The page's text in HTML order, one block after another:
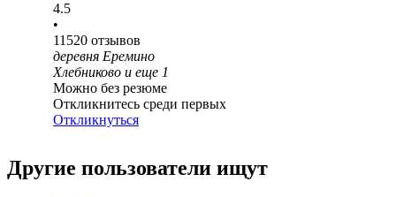
4.5
•
11520 отзывов
деревня Еремино
Хлебниково и еще 1
Можно без резюме
Откликнитесь среди первых
Откликнуться
Другие пользователи ищут